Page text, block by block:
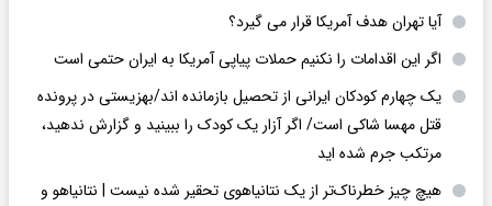
آیا تهران هدف آمریکا قرار می گیرد؟
اگر این اقدامات را نکنیم حملات پیاپی آمریکا به ایران حتمی است
یک چهارم کودکان ایرانی از تحصیل بازمانده اند/بهزیستی در پرونده
قتل مهسا شاکی است/ اگر آزار یک کودک را ببینید و گزارش ندهید،
مرتکب جرم شده اید
هیچ چیز خطرناک‌تر از یک نتانیاهوی تحقیر شده نیست | نتانیاهو و